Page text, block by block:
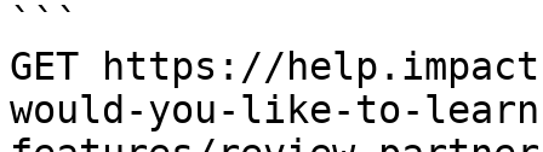
```
GET https://
would-you-like-to-